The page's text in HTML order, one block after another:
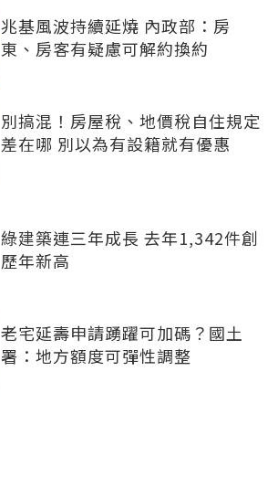
兆基風波持續延燒 內政部：房
東、房客有疑慮可解約換約
別搞混！房屋稅、地價稅自住規定
差在哪 別以為有設籍就有優惠
綠建築連三年成長 去年1,342件創
歷年新高
老宅延壽申請踴躍可加碼？國土
署：地方額度可彈性調整